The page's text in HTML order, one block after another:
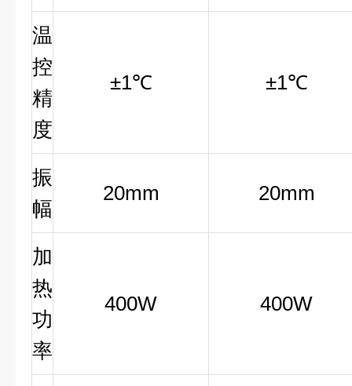
温
控
精
度
±1℃ ±1℃
振
幅
20mm 20mm
加
热
功
率
400W 400W